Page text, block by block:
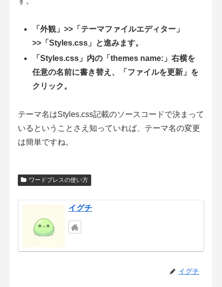
「外観」>>「テーマファイルエディター」
>>「Styles.css」と進みます。
「Styles.css」内の「themes name:」右横を
任意の名前に書き替え、「ファイルを更新」を
クリック。
テーマ名はStyles.css記載のソースコードで決まって
いるということさえ知っていれば、テーマ名の変更
は簡単ですね。
ワードプレスの使い方
イグチ
イグチ